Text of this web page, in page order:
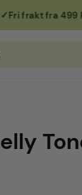
fra 499 kr